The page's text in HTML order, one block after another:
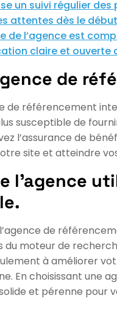
un suivi régulier
attentes dès le
de l’agence est
claire et
de
de référencement
susceptible de
l’assurance de
site et atteindre
l’agence
de
moteur de
à améliorer
En choisissant une
et pérenne pour